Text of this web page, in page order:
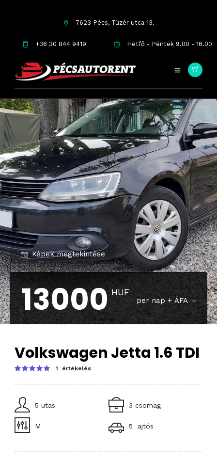
7623 Pécs, Tüzér utca 13.
+36 30 844 9419 Hétfő - Péntek 9.00 - 16.00
Képek megtekintése
13000HUF
per nap + ÁFA
Volkswagen Jetta 1.6 TDI
1 értékelés
5 utas 3 csomag
M 5 ajtós